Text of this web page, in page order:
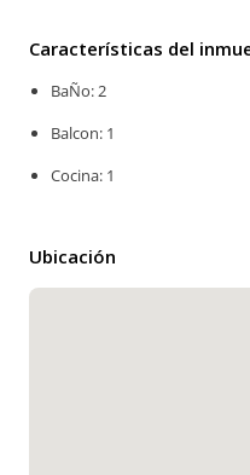
Características del
BaÑo: 2
Balcon: 1
Cocina: 1
Ubicación